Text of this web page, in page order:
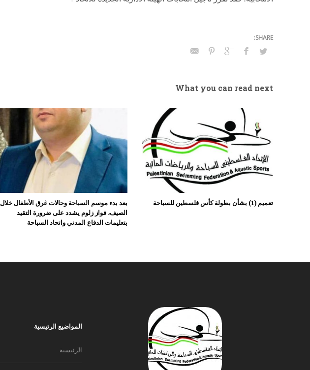
What you can read next
تعميم (1) بشأن بطولة كأس فلسطين للسباحة
بعد بدء موسم السباحة وحالات غرق الأطفال خلال
الصيف، فواز زلوم يشدد على ضرورة التقيد
بتعليمات الدفاع المدني واتحاد السباحة
المواضيع الرئيسية
الرئيسية